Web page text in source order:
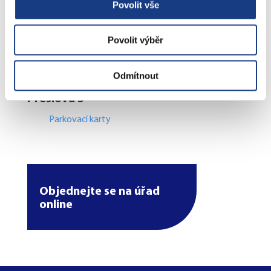
Povolit vše
Povolit výběr
Odmítnout
Štefánikova 17
Preslova 5
Parkovací karty
Objednejte se na úřad
online